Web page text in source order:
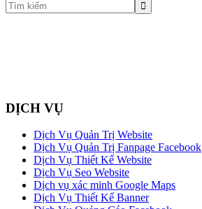
DỊCH VỤ
Dịch Vụ Quản Trị Website
Dịch Vụ Quản Trị Fanpage Facebook
Dịch Vụ Thiết Kế Website
Dịch Vụ Seo Website
Dịch vụ xác minh Google Maps
Dịch Vụ Thiết Kế Banner